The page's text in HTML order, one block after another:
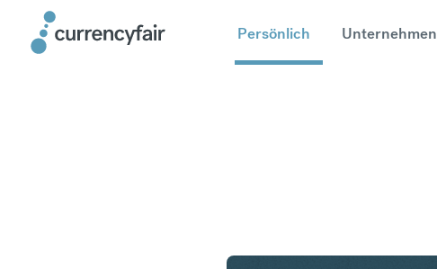
Persönlich Unternehmen